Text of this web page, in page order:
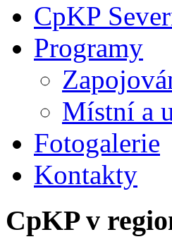
CpKP
Programy
Místní a
Fotogalerie
Kontakty
CpKP v